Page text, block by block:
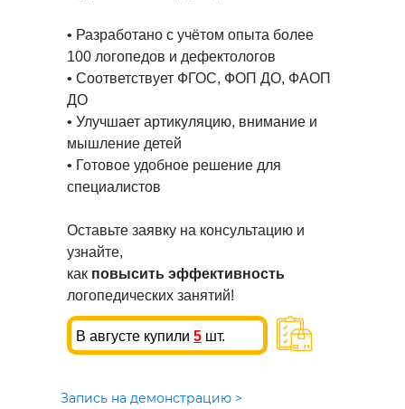
Запись на демонстрацию >
• Разработано с учётом опыта более
100 логопедов и дефектологов
• Соответствует ФГОС, ФОП ДО, ФАОП
ДО
• Улучшает артикуляцию, внимание и
мышление детей
• Готовое удобное решение для
специалистов
Оставьте заявку на консультацию и
узнайте,
как повысить эффективность
логопедических занятий!
В августе купили 5 шт.